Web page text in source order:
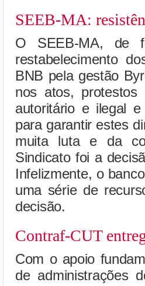
SEEB-MA:
O SEEB-MA, de
restabelecimento
BNB pela gestão
nos atos, protestos
autoritário e ilegal
para garantir estes
muita luta e da
Sindicato foi a
Infelizmente, o
uma série de
decisão.
Contraf-CUT
Com o apoio
de administrações